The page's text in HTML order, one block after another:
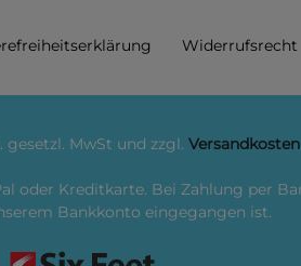
Widerrufs­recht
gesetzl. MwSt und zzgl. Versandkosten
Kreditkarte. Bei Zahlung per
Bankkonto eingegangen ist.